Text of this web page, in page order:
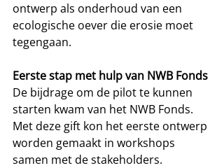
ontwerp als onderhoud van een
ecologische oever die erosie moet
tegengaan.
Eerste stap met hulp van NWB Fonds
De bijdrage om de pilot te kunnen
starten kwam van het NWB Fonds.
Met deze gift kon het eerste ontwerp
worden gemaakt in workshops
samen met de stakeholders.